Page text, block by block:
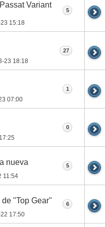
Variant
15:18
5
23 18:18
27
07:00
1
17:25
0
nueva
11:54
5
"Top Gear"
17:50
6